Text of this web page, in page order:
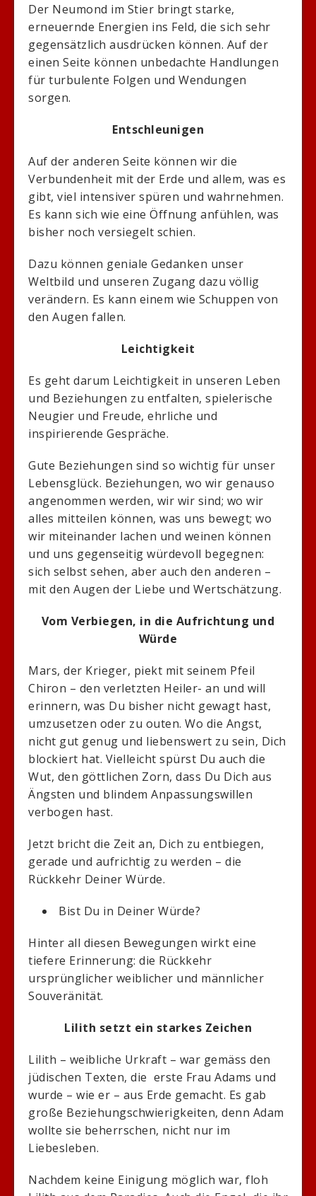
Der Neumond im Stier bringt starke,
erneuernde Energien ins Feld, die sich sehr
gegensätzlich ausdrücken können. Auf der
einen Seite können unbedachte Handlungen
für turbulente Folgen und Wendungen
sorgen.
Entschleunigen
Auf der anderen Seite können wir die
Verbundenheit mit der Erde und allem, was es
gibt, viel intensiver spüren und wahrnehmen.
Es kann sich wie eine Öffnung anfühlen, was
bisher noch versiegelt schien.
Dazu können geniale Gedanken unser
Weltbild und unseren Zugang dazu völlig
verändern. Es kann einem wie Schuppen von
den Augen fallen.
Leichtigkeit
Es geht darum Leichtigkeit in unseren Leben
und Beziehungen zu entfalten, spielerische
Neugier und Freude, ehrliche und
inspirierende Gespräche.
Gute Beziehungen sind so wichtig für unser
Lebensglück. Beziehungen, wo wir genauso
angenommen werden, wir wir sind; wo wir
alles mitteilen können, was uns bewegt; wo
wir miteinander lachen und weinen können
und uns gegenseitig würdevoll begegnen:
sich selbst sehen, aber auch den anderen –
mit den Augen der Liebe und Wertschätzung.
Vom Verbiegen, in die Aufrichtung und
Würde
Mars, der Krieger, piekt mit seinem Pfeil
Chiron – den verletzten Heiler- an und will
erinnern, was Du bisher nicht gewagt hast,
umzusetzen oder zu outen. Wo die Angst,
nicht gut genug und liebenswert zu sein, Dich
blockiert hat. Vielleicht spürst Du auch die
Wut, den göttlichen Zorn, dass Du Dich aus
Ängsten und blindem Anpassungswillen
verbogen hast.
Jetzt bricht die Zeit an, Dich zu entbiegen,
gerade und aufrichtig zu werden – die
Rückkehr Deiner Würde.
Bist Du in Deiner Würde?
Hinter all diesen Bewegungen wirkt eine
tiefere Erinnerung: die Rückkehr
ursprünglicher weiblicher und männlicher
Souveränität.
Lilith setzt ein starkes Zeichen
Lilith – weibliche Urkraft – war gemäss den
jüdischen Texten, die erste Frau Adams und
wurde – wie er – aus Erde gemacht. Es gab
große Beziehungschwierigkeiten, denn Adam
wollte sie beherrschen, nicht nur im
Liebesleben.
Nachdem keine Einigung möglich war, floh